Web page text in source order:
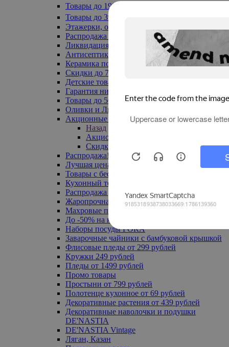
Товары до 199₽
Товары до 399₽
Этажерки, обувницы
Распродажа текстиля до -50%
Ликвидация до -70%
Антисептики
Керамика по 129 руб
Скидки до 70%
Детские товары
Гарантия низкой цены
Товары до 500 руб
Оливки и Лимоны
Акционные товары
Назад
Акционные товары
Скидка 20% по промокоду
Распродажа! Ульяновск до -70%
Лучшая цена
Товары с бесплатной доставкой
Кухонный текстиль
Распродажа до -50%
Жаропрочная посуда
Махровые полотенца
До -50% на ковры
Наборы посуды FORA
Заварочные чайники с бамбуковой крышкой
Флисовые пледы от 299 рублей
Кружки 249 рублей
Пледы от 1499 рублей
Промо товары
Простыни от 799 рублей
Полотенце кухонное от 69 рублей
Декоративные растения от 439 рублей
Декоративные наволочки и подушки
DE'NASTIA
DE'NASTIA Vintage
Ляган, Казан